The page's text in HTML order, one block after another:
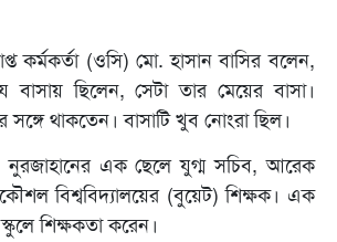
কর্মকর্তা (ওসি) মো. হাসান বাসির বলেন,
বাসায় ছিলেন, সেটা তার মেয়ের বাসা।
সঙ্গে থাকতেন। বাসাটি খুব নোংরা ছিল।
এক ছেলে যুগ্ম সচিব, আরেক
বিশ্ববিদ্যালয়ের (বুয়েট) শিক্ষক। এক
শিক্ষকতা করেন।